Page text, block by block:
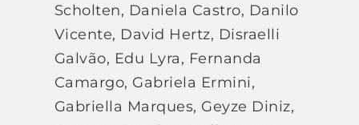
Scholten, Daniela Castro, Danilo
Vicente, David Hertz, Disraelli
Galvão, Edu Lyra, Fernanda
Camargo, Gabriela Ermini,
Gabriella Marques, Geyze Diniz,